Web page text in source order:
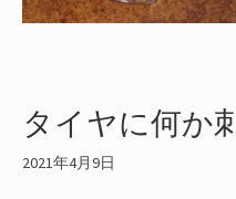
タイヤに何か
2021年4月9日